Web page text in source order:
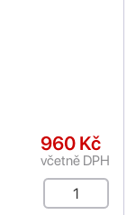
960 Kč
včetně DPH